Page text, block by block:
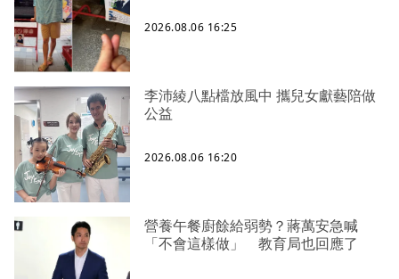
2026.08.06 16:25
李沛綾八點檔放風中 攜兒女獻藝陪做
公益
2026.08.06 16:20
營養午餐廚餘給弱勢？蔣萬安急喊
「不會這樣做」 教育局也回應了